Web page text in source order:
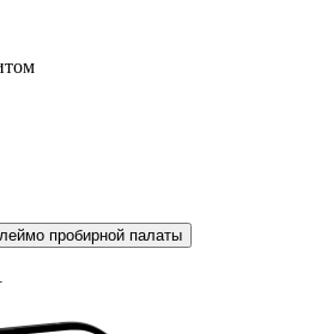
пробирной палаты